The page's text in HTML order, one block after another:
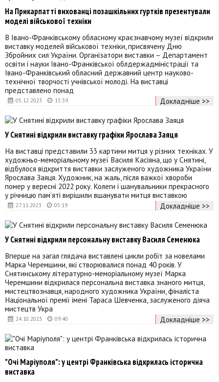
05.12.2023 13:39
На Прикарпатті вихованці позашкільних гуртків презентували
моделі військової техніки
В Івано-Франківському обласному краєзнавчому музеї відкрили
виставку моделей військової техніки, присвячену Дню
Збройних сил України. Організатори виставки – Департамент
освіти і науки Івано-Франківської облдержадміністрації та
Івано-Франківський обласний державний центр науково-
технічної творчості учнівської молоді. На виставці
представлено понад
Докладніше >>
27.11.2023 05:19
У Снятині відкрили виставку графіки Ярослава Заяця
На виставці представили 33 картини митця у різних техніках. У
художньо-меморіальному музеї Василя Касіяна, що у Снятині,
відбулося відкриття виставки заслуженого художника України
Ярослава Заяця. Художник, на жаль, після важкої хвороби
помер у вересні 2022 року. Колеги і шанувальники прекрасного
у річницю пам’яті вирішили вшанувати митця виставкою
Докладніше >>
24.10.2023 09:40
У Снятині відкрили персональну виставку Василя Семенюка
Вперше на загал глядача виставлені цикли робіт за новелами
Марка Черемшини, які створювалися понад 40 років. У
Снятинському літературно-меморіальному музеї Марка
Черемшини відкрилася персональна виставка знаного митця,
мистецтвознавця, народного художника України, фіналіста
Національної премії імені Тараса Шевченка, заслуженого діяча
мистецтв Укра
Докладніше >>
"Очі Маріуполя": у центрі Франківська відкрилась історична
виставка